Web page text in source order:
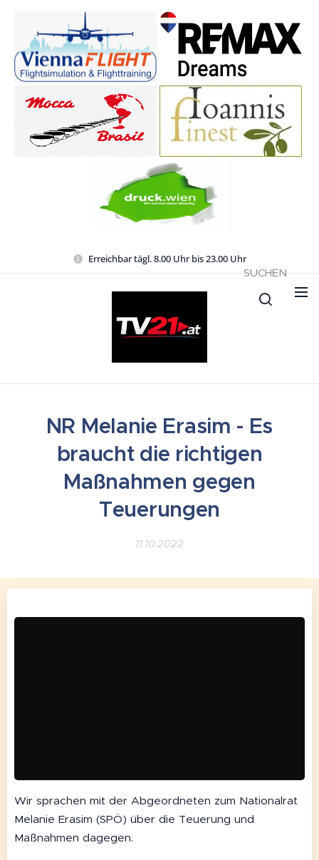
Erreichbar tägl. 8.00 Uhr bis 23.00 Uhr
SUCHEN
NR Melanie Erasim - Es
braucht die richtigen
Maßnahmen gegen
Teuerungen
11.10.2022
Wir sprachen mit der Abgeordneten zum Nationalrat
Melanie Erasim (SPÖ) über die Teuerung und
Maßnahmen dagegen.